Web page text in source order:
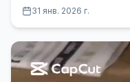
31 янв. 2026 г.